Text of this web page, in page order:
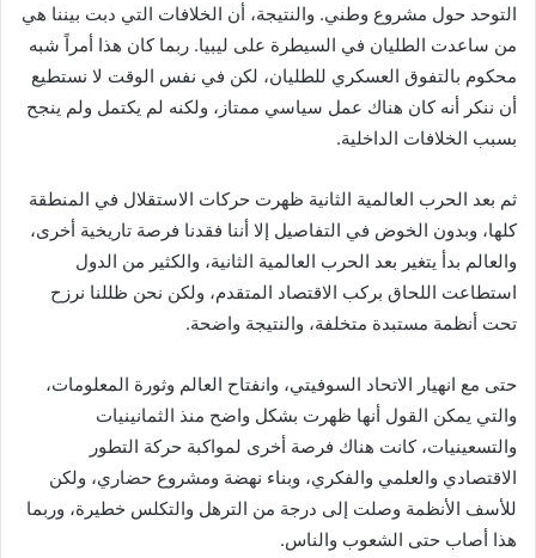
التوحد حول مشروع وطني. والنتيجة، أن الخلافات التي دبت بيننا هي
من ساعدت الطليان في السيطرة على ليبيا. ربما كان هذا أمراً شبه
محكوم بالتفوق العسكري للطليان، لكن في نفس الوقت لا نستطيع
أن ننكر أنه كان هناك عمل سياسي ممتاز، ولكنه لم يكتمل ولم ينجح
بسبب الخلافات الداخلية.
ثم بعد الحرب العالمية الثانية ظهرت حركات الاستقلال في المنطقة
كلها، وبدون الخوض في التفاصيل إلا أننا فقدنا فرصة تاريخية أخرى،
والعالم بدأ يتغير بعد الحرب العالمية الثانية، والكثير من الدول
استطاعت اللحاق بركب الاقتصاد المتقدم، ولكن نحن ظللنا نرزح
تحت أنظمة مستبدة متخلفة، والنتيجة واضحة.
حتى مع انهيار الاتحاد السوفيتي، وانفتاح العالم وثورة المعلومات،
والتي يمكن القول أنها ظهرت بشكل واضح منذ الثمانينيات
والتسعينيات، كانت هناك فرصة أخرى لمواكبة حركة التطور
الاقتصادي والعلمي والفكري، وبناء نهضة ومشروع حضاري، ولكن
للأسف الأنظمة وصلت إلى درجة من الترهل والتكلس خطيرة، وربما
هذا أصاب حتى الشعوب والناس.